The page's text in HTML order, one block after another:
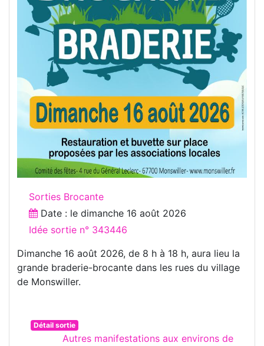
Sorties Brocante
Date : le dimanche 16 août 2026
Idée sortie n° 343446
Dimanche 16 août 2026, de 8 h à 18 h, aura lieu la
grande braderie-brocante dans les rues du village
de Monswiller.
Détail sortie
Autres manifestations aux environs de